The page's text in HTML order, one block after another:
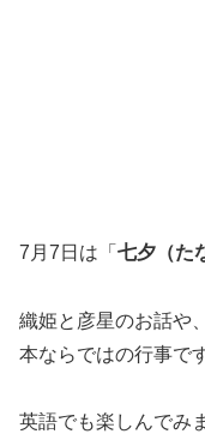
7月7日は「 七夕（た
織姫と彦星のお話や
本ならではの行事で
英語でも楽しんでみ